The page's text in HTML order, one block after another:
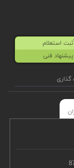
ثبت استعلام
پیشنهاد فنی
گذاری